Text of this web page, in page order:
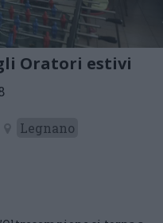
Oratori estivi
Legnano